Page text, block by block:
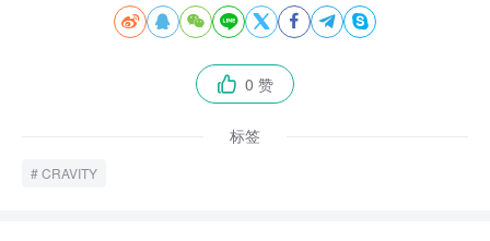
       
 0 赞
标签
CRAVITY